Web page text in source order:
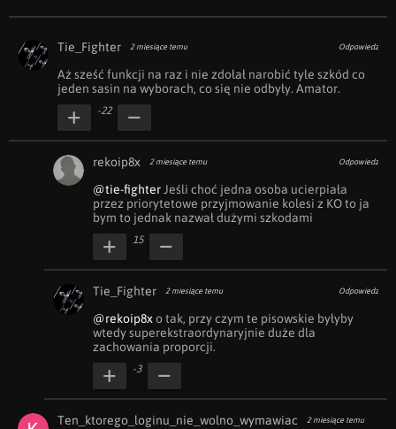
Tie_Fighter 2 miesiące temu Odpowiedz
Aż sześć funkcji na raz i nie zdołał narobić tyle szkód co
jeden sasin na wyborach, co się nie odbyły. Amator.
-22
rekoip8x 2 miesiące temu Odpowiedz
@tie-fighter Jeśli choć jedna osoba ucierpiała
przez priorytetowe przyjmowanie kolesi z KO to ja
bym to jednak nazwał dużymi szkodami
15
Tie_Fighter 2 miesiące temu Odpowiedz
@rekoip8x o tak, przy czym te pisowskie byłyby
wtedy superekstraordynaryjnie duże dla
zachowania proporcji.
-3
Ten_ktorego_loginu_nie_wolno_wymawiac
2 miesiące temu